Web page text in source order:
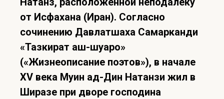
от Исфахана (Иран). Согласно
сочинению Давлатшаха Самарканди
«Тазкират аш-шуаро»
(«Жизнеописание поэтов»), в начале
XV века Муин ад-Дин Натанзи жил в
Ширазе при дворе господина